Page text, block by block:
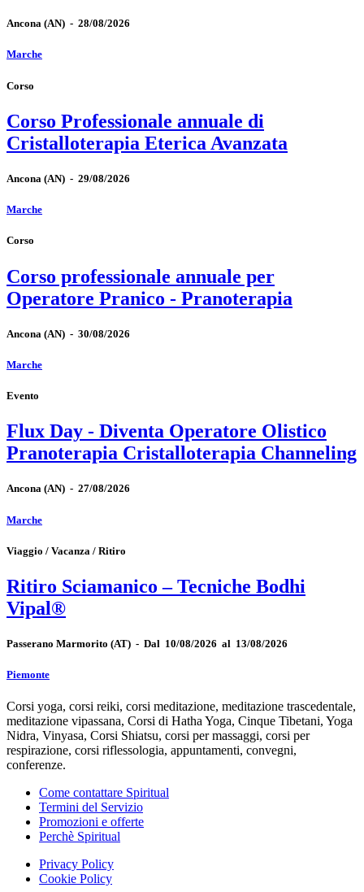
Ancona (AN) - 28/08/2026
Marche
Corso
Corso Professionale annuale di
Cristalloterapia Eterica Avanzata
Ancona (AN) - 29/08/2026
Marche
Corso
Corso professionale annuale per
Operatore Pranico - Pranoterapia
Ancona (AN) - 30/08/2026
Marche
Evento
Flux Day - Diventa Operatore Olistico
Pranoterapia Cristalloterapia Channeling
Ancona (AN) - 27/08/2026
Marche
Viaggio / Vacanza / Ritiro
Ritiro Sciamanico – Tecniche Bodhi
Vipal®
Passerano Marmorito (AT) - Dal 10/08/2026 al 13/08/2026
Piemonte
Corsi yoga, corsi reiki, corsi meditazione, meditazione trascedentale,
meditazione vipassana, Corsi di Hatha Yoga, Cinque Tibetani, Yoga
Nidra, Vinyasa, Corsi Shiatsu, corsi per massaggi, corsi per
respirazione, corsi riflessologia, appuntamenti, convegni,
conferenze.
Come contattare Spiritual
Termini del Servizio
Promozioni e offerte
Perchè Spiritual
Privacy Policy
Cookie Policy